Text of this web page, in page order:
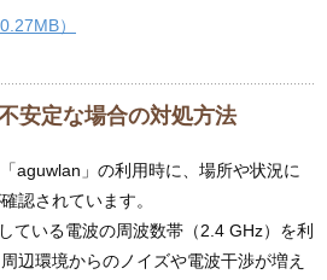
）
安定な場合の対処方法
aguwlan」の利用時に、場所や状況に
認されています。
ている電波の周波数帯（2.4 GHz）を利
辺環境からのノイズや電波干渉が増え